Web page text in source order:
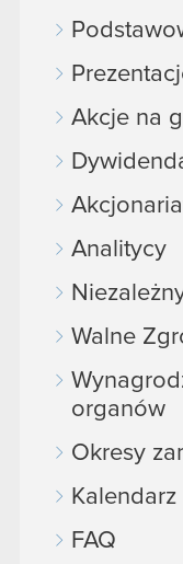
Akcje na
Analitycy
Walne
organów
Okresy
FAQ